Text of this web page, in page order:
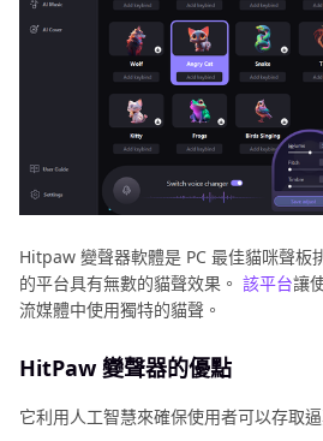
Hitpaw 變聲器軟體是 PC 最佳貓咪聲板
的平台具有無數的貓聲效果。 該平台讓
流媒體中使用獨特的貓聲。
HitPaw 變聲器的優點
它利用人工智慧來確保使用者可以存取